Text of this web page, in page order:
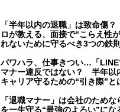
「半年以内の退職」は致命傷
ロが教える、面接で“こらえ性
れないために守るべき3つの鉄則
パワハラ、仕事きつい…「
マナー違反ではない？ 半年以
キャリア守るための“引き際”と
「退職マナー」は会社のため
を一生守る“最強のよろい”にな